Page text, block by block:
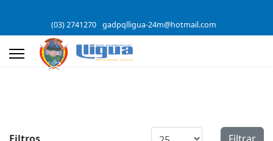
(03) 2741270 gadpqlligua-24m@hotmail.com
Cantidad a mostrar